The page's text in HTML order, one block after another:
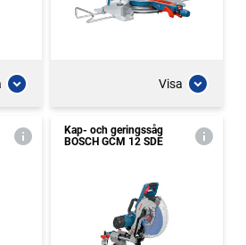
Visa
Kap- och geringssåg
BOSCH GCM 12 SDE